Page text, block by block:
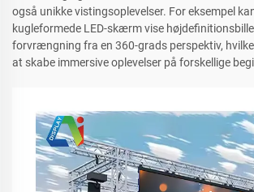
også unikke vistingsoplevelser. For eksempel
kugleformede LED-skærm vise
forvrængning fra en 360-grads perspektiv,
at skabe immersive oplevelser på forskellige